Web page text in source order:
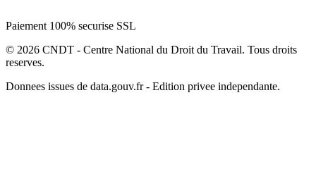
Paiement 100% securise SSL
© 2026 CNDT - Centre National du Droit du Travail. Tous droits
reserves.
Donnees issues de data.gouv.fr - Edition privee independante.